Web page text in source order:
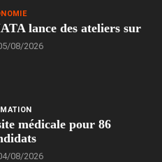
lance des ateliers sur
08/2026
médicale pour 86
08/2026